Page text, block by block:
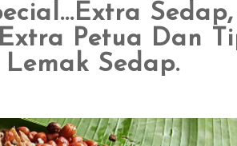
Petua Dan
Sedap.